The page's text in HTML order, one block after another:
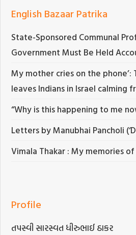
English Bazaar Patrika
State-Sponsored Communal
Government Must Be Held
My mother cries on the phone’:
leaves Indians in Israel calming
“Why is this happening to me
Letters by Manubhai Pancholi
Vimala Thakar : My memories
Profile
તપસ્વી સારસ્વત ધીરુભાઈ ઠાકર